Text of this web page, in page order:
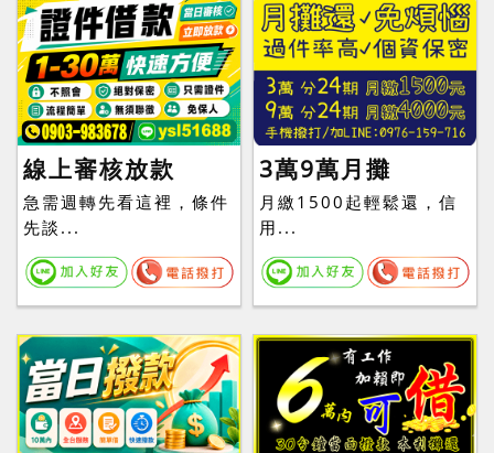
線上審核放款
急需週轉先看這裡，條件
先談...
3萬9萬月攤
月繳1500起輕鬆還，信
用...